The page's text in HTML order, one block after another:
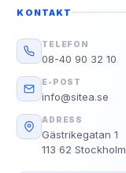
KONTAKT
TELEFON
08-40 90 32 10
E-POST
info@sitea.se
ADRESS
Gästrikegatan 1
113 62 Stockholm